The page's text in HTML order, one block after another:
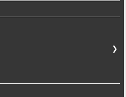
❯